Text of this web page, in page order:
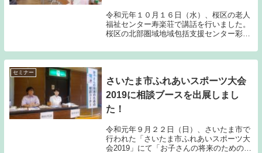
令和元年１０月１６日（水）、桜区の老人
福祉センター寿楽荘で講話を行いました。
桜区の北部圏域地域包括支援センター彩寿
オレンジカフェ「寿楽荘カフェ」は寿楽荘
の改装により久しぶりの開催です。栄えあ
セミナー
さいたま市ふれあいスポーツ大会
2019に相談ブースを出展しまし
た！
令和元年９月２２日（日）、さいたま市で
行われた「さいたま市ふれあいスポーツ大
会2019」にて「お子さんの将来のための無